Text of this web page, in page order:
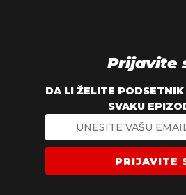
Prijavite
DA LI ŽELITE
SVAKU
PRIJAVITE